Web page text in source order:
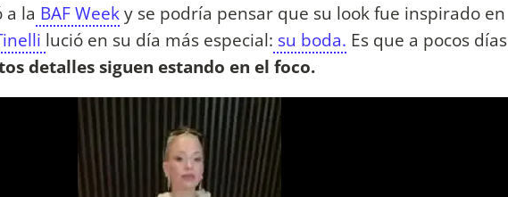
a la BAF Weeky se podría pensar que su look fue inspirado en
lució en su día más especial: su boda. Es que a pocos días
detalles siguen estando en el foco.